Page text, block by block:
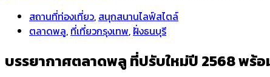
สถานที่ท่องเที่ยว, สนุกสนานไลฟ์สไตล์
ตลาดพลู, ที่เที่ยวกรุงเทพ, ฝั่งธนบุรี
บรรยากาศตลาดพลู ที่ปรับใหม่ปี 2568 พร้อ